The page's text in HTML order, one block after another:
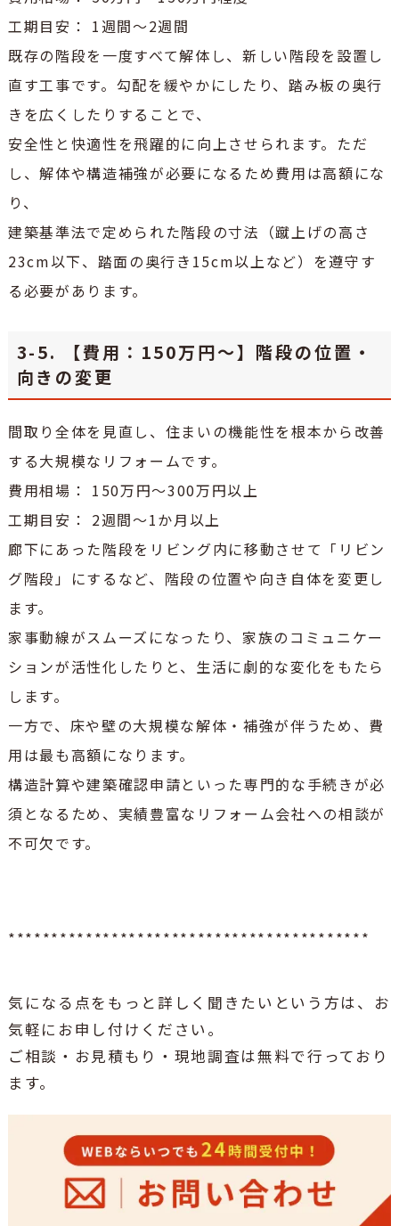
工期目安： 1週間～2週間
既存の階段を一度すべて解体し、新しい階段を設置し
直す工事です。勾配を緩やかにしたり、踏み板の奥行
きを広くしたりすることで、
安全性と快適性を飛躍的に向上させられます。ただ
し、解体や構造補強が必要になるため費用は高額にな
り、
建築基準法で定められた階段の寸法（蹴上げの高さ
23cm以下、踏面の奥行き15cm以上など）を遵守す
る必要があります。
3-5. 【費用：150万円～】階段の位置・
向きの変更
間取り全体を見直し、住まいの機能性を根本から改善
する大規模なリフォームです。
費用相場： 150万円～300万円以上
工期目安： 2週間～1か月以上
廊下にあった階段をリビング内に移動させて「リビン
グ階段」にするなど、階段の位置や向き自体を変更し
ます。
家事動線がスムーズになったり、家族のコミュニケー
ションが活性化したりと、生活に劇的な変化をもたら
します。
一方で、床や壁の大規模な解体・補強が伴うため、費
用は最も高額になります。
構造計算や建築確認申請といった専門的な手続きが必
須となるため、実績豊富なリフォーム会社への相談が
不可欠です。
******************************************
気になる点をもっと詳しく聞きたいという方は、お
気軽にお申し付けください。
ご相談・お見積もり・現地調査は無料で行っており
ます。